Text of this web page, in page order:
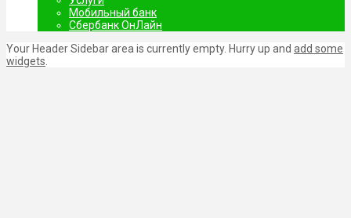
Мобильный банк
Сбербанк ОнЛайн
Your Header Sidebar area is currently empty. Hurry up and add some
widgets